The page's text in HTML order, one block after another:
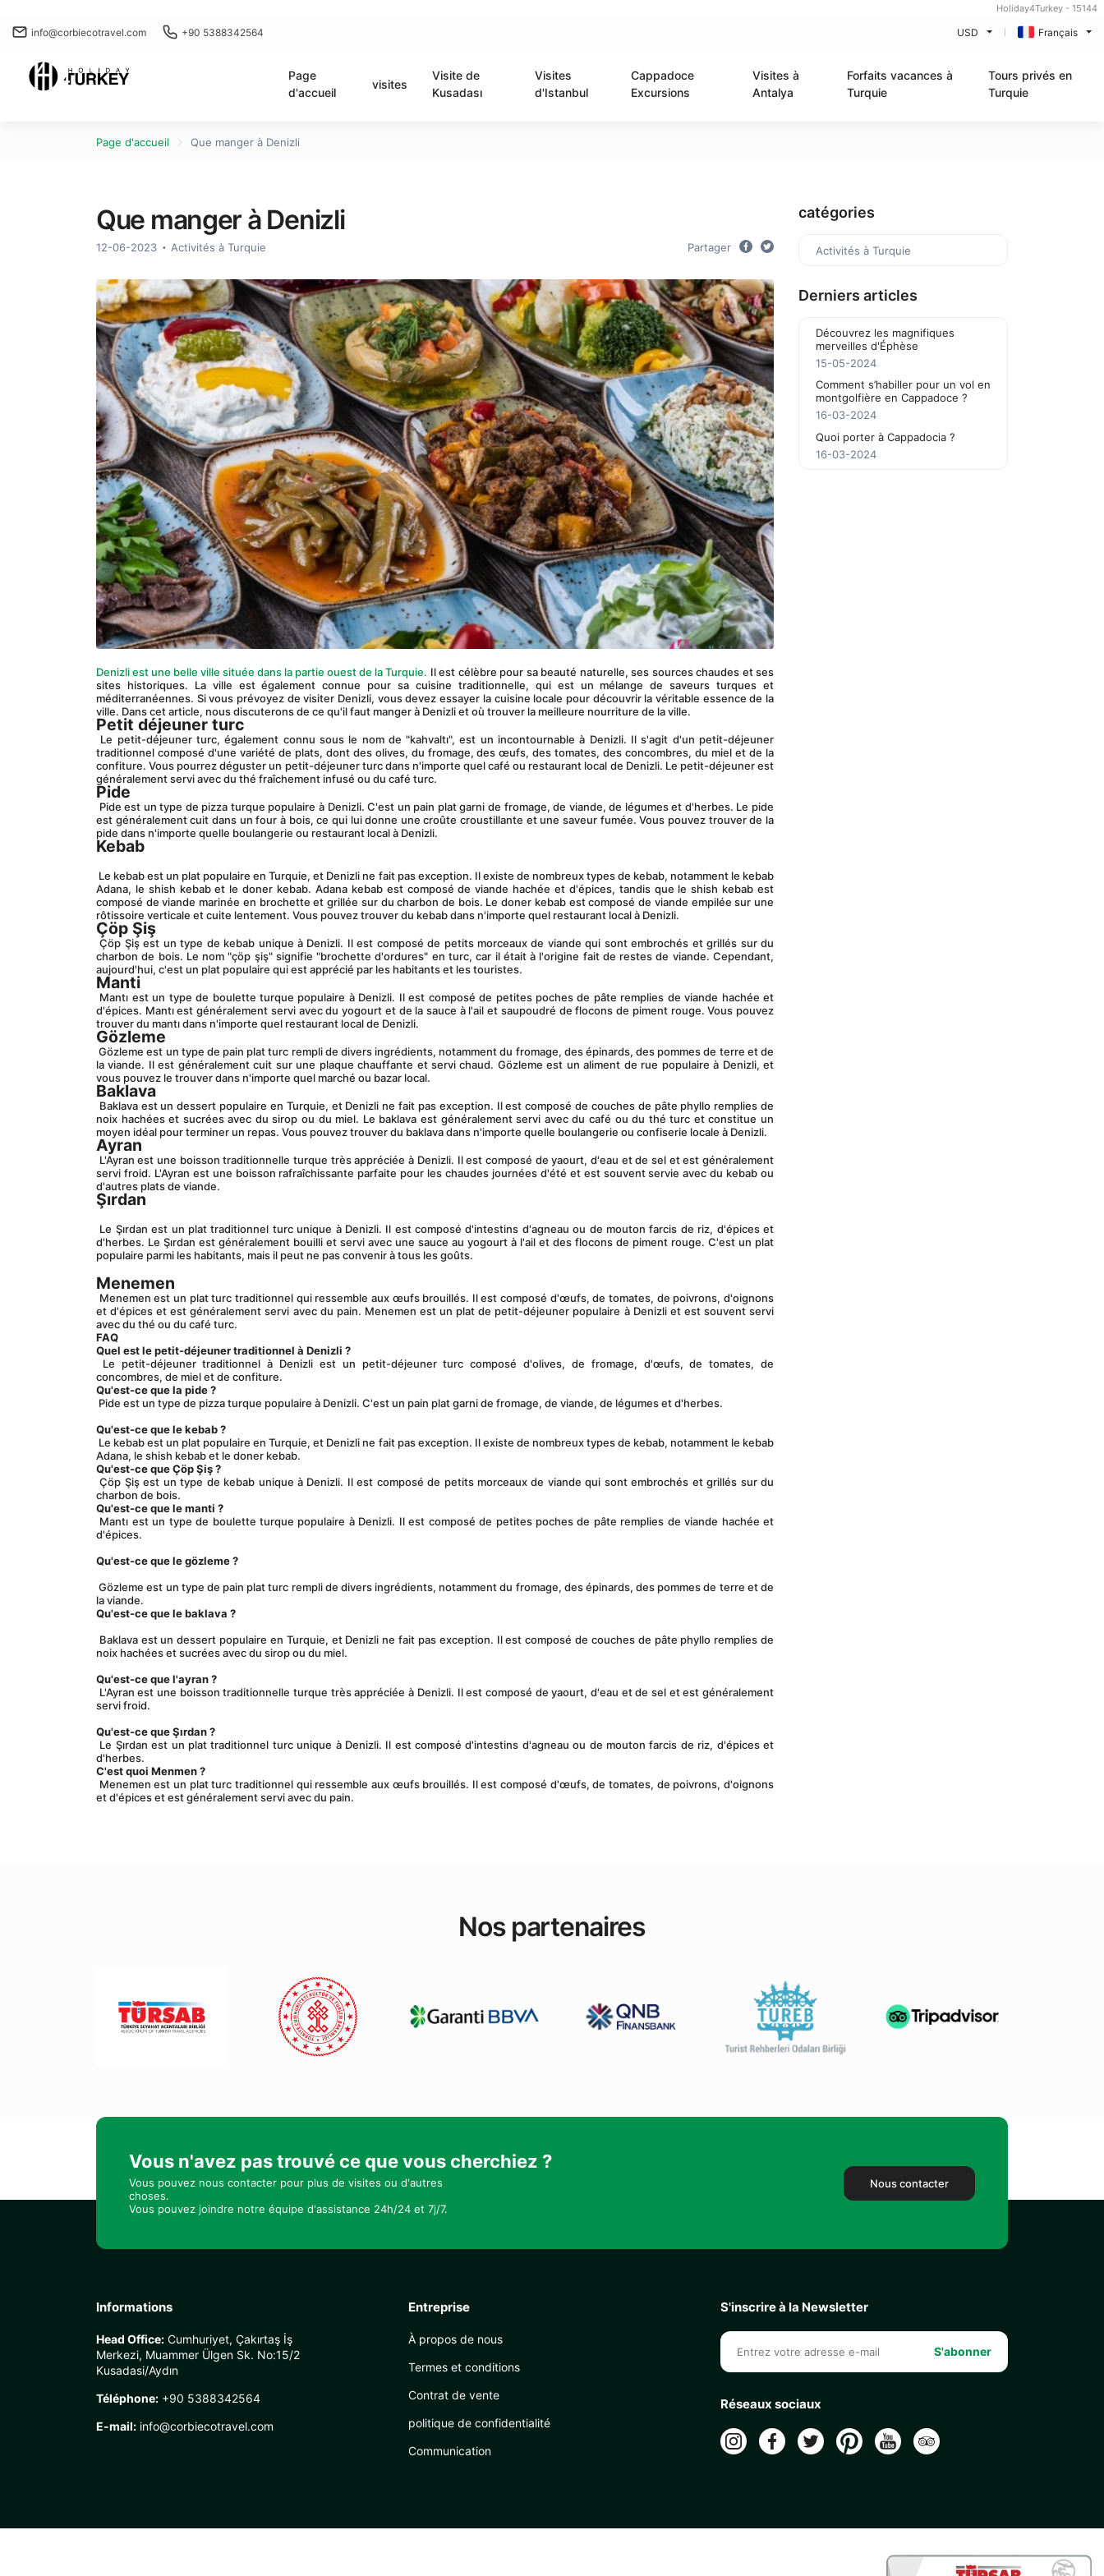
Holiday4Turkey - 15144
info@corbiecotravel.com +90 5388342564 USD Français
Page
d'accueil
visites
Visite de
Kusadası
Visites
d'Istanbul
Cappadoce
Excursions
Visites à
Antalya
Forfaits vacances à
Turquie
Tours privés en
Turquie
Page d'accueil Que manger à Denizli
Que manger à Denizli
12-06-2023 Activités à Turquie Partager
Denizli est une belle ville située dans la partie ouest de la Turquie. Il est célèbre pour sa beauté naturelle, ses sources chaudes et ses
sites historiques. La ville est également connue pour sa cuisine traditionnelle, qui est un mélange de saveurs turques et
méditerranéennes. Si vous prévoyez de visiter Denizli, vous devez essayer la cuisine locale pour découvrir la véritable essence de la
ville. Dans cet article, nous discuterons de ce qu'il faut manger à Denizli et où trouver la meilleure nourriture de la ville.
Petit déjeuner turc
traditionnel composé d'une variété de plats, dont des olives, du fromage, des œufs, des tomates, des concombres, du miel et de la
confiture. Vous pourrez déguster un petit-déjeuner turc dans n'importe quel café ou restaurant local de Denizli. Le petit-déjeuner est
généralement servi avec du thé fraîchement infusé ou du café turc.
Pide
est généralement cuit dans un four à bois, ce qui lui donne une croûte croustillante et une saveur fumée. Vous pouvez trouver de la
pide dans n'importe quelle boulangerie ou restaurant local à Denizli.
Kebab
Adana, le shish kebab et le doner kebab. Adana kebab est composé de viande hachée et d'épices, tandis que le shish kebab est
composé de viande marinée en brochette et grillée sur du charbon de bois. Le doner kebab est composé de viande empilée sur une
rôtissoire verticale et cuite lentement. Vous pouvez trouver du kebab dans n'importe quel restaurant local à Denizli.
Çöp Şiş
Çöp Şiş est un type de kebab unique à Denizli. Il est composé de petits morceaux de viande qui sont embrochés et grillés sur du
charbon de bois. Le nom "çöp şiş" signifie "brochette d'ordures" en turc, car il était à l'origine fait de restes de viande. Cependant,
aujourd'hui, c'est un plat populaire qui est apprécié par les habitants et les touristes.
Manti
d'épices. Mantı est généralement servi avec du yogourt et de la sauce à l'ail et saupoudré de flocons de piment rouge. Vous pouvez
trouver du mantı dans n'importe quel restaurant local de Denizli.
Gözleme
Gözleme est un type de pain plat turc rempli de divers ingrédients, notamment du fromage, des épinards, des pommes de terre et de
la viande. Il est généralement cuit sur une plaque chauffante et servi chaud. Gözleme est un aliment de rue populaire à Denizli, et
vous pouvez le trouver dans n'importe quel marché ou bazar local.
Baklava
noix hachées et sucrées avec du sirop ou du miel. Le baklava est généralement servi avec du café ou du thé turc et constitue un
moyen idéal pour terminer un repas. Vous pouvez trouver du baklava dans n'importe quelle boulangerie ou confiserie locale à Denizli.
Ayran
servi froid. L'Ayran est une boisson rafraîchissante parfaite pour les chaudes journées d'été et est souvent servie avec du kebab ou
d'autres plats de viande.
Şırdan
d'herbes. Le Şırdan est généralement bouilli et servi avec une sauce au yogourt à l'ail et des flocons de piment rouge. C'est un plat
populaire parmi les habitants, mais il peut ne pas convenir à tous les goûts.
Menemen
et d'épices et est généralement servi avec du pain. Menemen est un plat de petit-déjeuner populaire à Denizli et est souvent servi
avec du thé ou du café turc.
FAQ
Quel est le petit-déjeuner traditionnel à Denizli ?
concombres, de miel et de confiture.
Qu'est-ce que la pide ?
Pide est un type de pizza turque populaire à Denizli. C'est un pain plat garni de fromage, de viande, de légumes et d'herbes.
Qu'est-ce que le kebab ?
Adana, le shish kebab et le doner kebab.
Qu'est-ce que Çöp Şiş ?
Çöp Şiş est un type de kebab unique à Denizli. Il est composé de petits morceaux de viande qui sont embrochés et grillés sur du
charbon de bois.
Qu'est-ce que le manti ?
d'épices.
Qu'est-ce que le gözleme ?
Gözleme est un type de pain plat turc rempli de divers ingrédients, notamment du fromage, des épinards, des pommes de terre et de
la viande.
Qu'est-ce que le baklava ?
noix hachées et sucrées avec du sirop ou du miel.
Qu'est-ce que l'ayran ?
servi froid.
Qu'est-ce que Şırdan ?
d'herbes.
C'est quoi Menmen ?
et d'épices et est généralement servi avec du pain.
catégories
Activités à Turquie
Derniers articles
Découvrez les magnifiques
merveilles d'Éphèse
15-05-2024
Comment s’habiller pour un vol en
montgolfière en Cappadoce ?
16-03-2024
Quoi porter à Cappadocia ?
16-03-2024
Nos partenaires
Vous n'avez pas trouvé ce que vous cherchiez ?
Vous pouvez nous contacter pour plus de visites ou d'autres
choses.
Vous pouvez joindre notre équipe d'assistance 24h/24 et 7j/7.
Nous contacter
Informations
Head Office: Cumhuriyet, Çakırtaş İş
Merkezi, Muammer Ülgen Sk. No:15/2
Kusadasi/Aydın
Téléphone: +90 5388342564
E-mail: info@corbiecotravel.com
Entreprise
À propos de nous
Termes et conditions
Contrat de vente
politique de confidentialité
Communication
S'inscrire à la Newsletter
S'abonner
Réseaux sociaux